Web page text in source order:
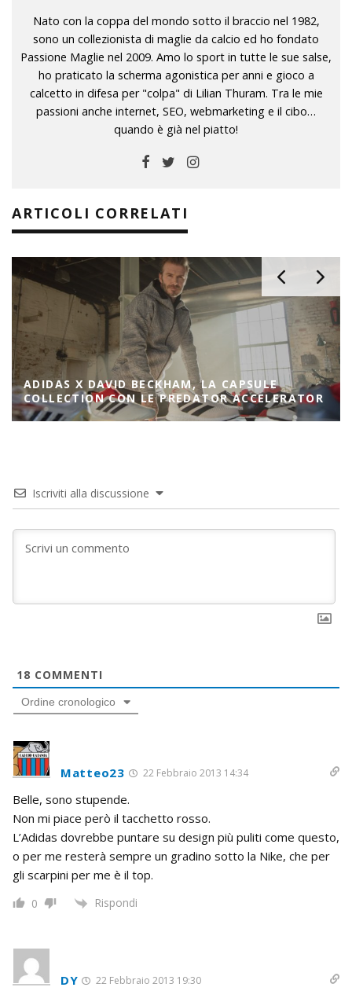
Nato con la coppa del mondo sotto il braccio nel 1982,
sono un collezionista di maglie da calcio ed ho fondato
Passione Maglie nel 2009. Amo lo sport in tutte le sue salse,
ho praticato la scherma agonistica per anni e gioco a
calcetto in difesa per "colpa" di Lilian Thuram. Tra le mie
passioni anche internet, SEO, webmarketing e il cibo…
quando è già nel piatto!
ARTICOLI CORRELATI
ADIDAS X DAVID BECKHAM, LA CAPSULE
COLLECTION CON LE PREDATOR ACCELERATOR
Iscriviti alla discussione
18 COMMENTI
Ordine cronologico
Matteo23 22 Febbraio 2013 14:34
Belle, sono stupende.
Non mi piace però il tacchetto rosso.
L’Adidas dovrebbe puntare su design più puliti come questo,
o per me resterà sempre un gradino sotto la Nike, che per
gli scarpini per me è il top.
0 Rispondi
DY 22 Febbraio 2013 19:30